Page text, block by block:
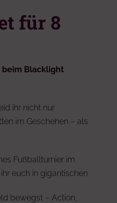
für 8
beim Blacklight
ihr nicht nur
im Geschehen – als
Fußballturnier im
euch in gigantischen
bewegst – Action,